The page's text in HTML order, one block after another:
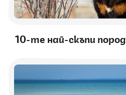
10-те най-скъпи